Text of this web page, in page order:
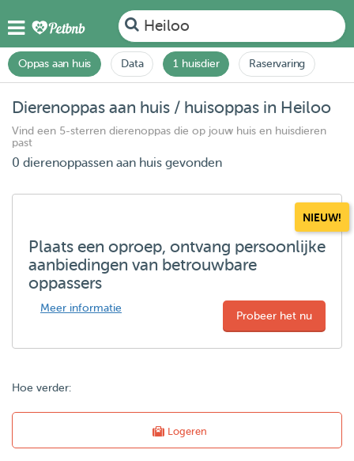
Heiloo
Oppas aan huis Data 1 huisdier Raservaring
Dierenoppas aan huis / huisoppas in Heiloo
Vind een 5-sterren dierenoppas die op jouw huis en huisdieren
past
0 dierenoppassen aan huis gevonden
NIEUW!
Plaats een oproep, ontvang persoonlijke
aanbiedingen van betrouwbare
oppassers
Meer informatie
Probeer het nu
Hoe verder:
Logeren